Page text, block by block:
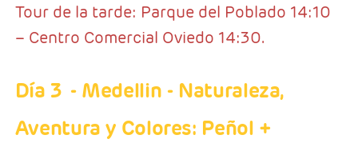
Tour de la tarde: Parque del Poblado 14:10
– Centro Comercial Oviedo 14:30.
Día 3 - Medellin - Naturaleza,
Aventura y Colores: Peñol +